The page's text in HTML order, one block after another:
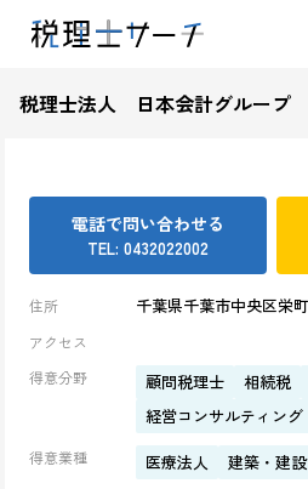
税理士法人 日本会計グループ
住所 千葉県千葉市中央区栄
アクセス
得意分野
顧問税理士 相続税
経営コンサルティング
得意業種 医療法人 建築・建
電話で問い合わせる
TEL: 0432022002